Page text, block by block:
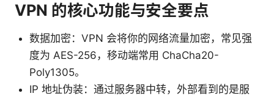
VPN 的核心功能与安全要点
数据加密：VPN 会将你的网络流量加密，常见强
度为 AES-256，移动端常用 ChaCha20-
Poly1305。
IP 地址伪装：通过服务器中转，外部看到的是服